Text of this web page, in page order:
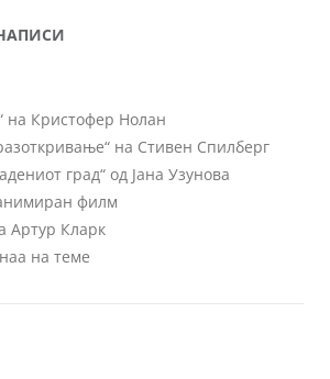
на Кристофер Нолан
на Стивен Спилберг
град“ од Јана Узунова
филм
Артур Кларк
на теме